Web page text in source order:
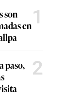
son
en1
paso,
2